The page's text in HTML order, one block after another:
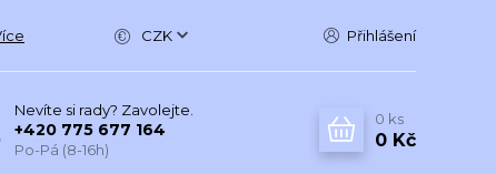
CZK Přihlášení
Nevíte si rady? Zavolejte.
+420 775 677 164
Po-Pá (8-16h)
0 ks
0 Kč